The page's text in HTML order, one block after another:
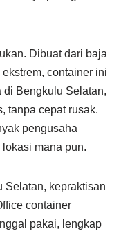
Dibuat dari baja
container ini
di Bengkulu Selatan,
tanpa cepat rusak.
pengusaha
mana pun.
Selatan, kepraktisan
container
pakai, lengkap